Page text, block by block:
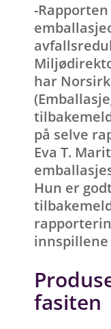
-
har Norsirk
på selve
Eva T.
Hun er
fasiten